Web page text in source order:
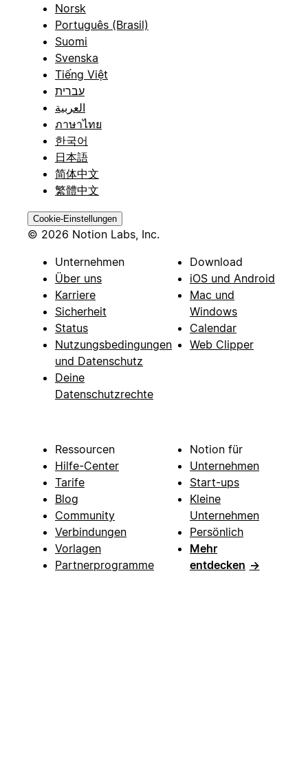
Norsk
Português (Brasil)
Suomi
Svenska
Tiếng Việt
עברית
العربية
ภาษาไทย
한국어
日本語
简体中文
繁體中文
Cookie-Einstellungen
© 2026 Notion Labs, Inc.
Unternehmen
Über uns
Karriere
Sicherheit
Status
Nutzungsbedingungen
und Datenschutz
Deine
Datenschutzrechte
Download
iOS und Android
Mac und
Windows
Calendar
Web Clipper
Ressourcen
Hilfe-Center
Tarife
Blog
Community
Verbindungen
Vorlagen
Partnerprogramme
Notion für
Unternehmen
Start-ups
Kleine
Unternehmen
Persönlich
Mehr
entdecken →